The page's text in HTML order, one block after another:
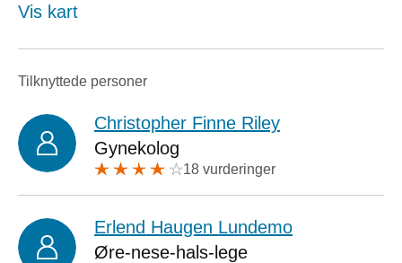
Vis kart
Tilknyttede personer
Christopher Finne Riley
Gynekolog
18 vurderinger
Erlend Haugen Lundemo
Øre-nese-hals-lege